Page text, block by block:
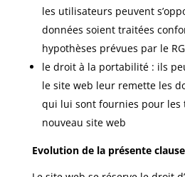
les utilisateurs peuvent
données soient traitées
hypothèses prévues par le
le droit à la portabilité : ils
le site web leur remette les
qui lui sont fournies pour les
nouveau site web
Evolution de la présente clause